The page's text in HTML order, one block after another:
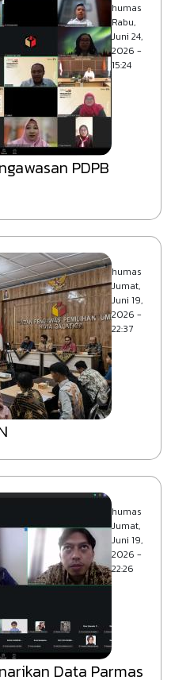
humas
Rabu,
Juni 24,
2026 -
15:24
PDPB
humas
Jumat,
Juni 19,
2026 -
22:37
humas
Jumat,
Juni 19,
2026 -
22:26
Data Parmas